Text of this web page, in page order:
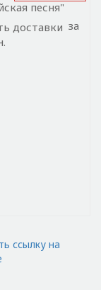
песня"
за
ссылку на